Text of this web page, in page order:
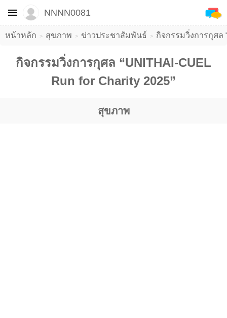
หน้าหลัก สุขภาพ ข่าวประชาสัมพันธ์ กิจกรรมวิ่งการกุศล
​กิจกรรมวิ่งการกุศล “UNITHAI-CUEL
Run for Charity 2025”
สุขภาพ
NNNN0081